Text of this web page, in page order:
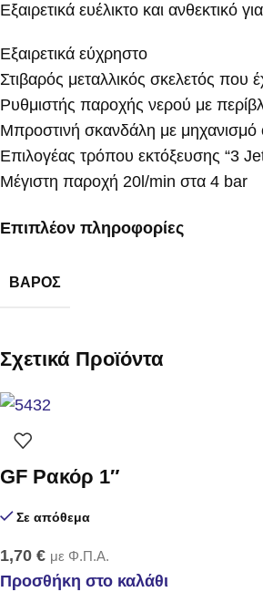
Εξαιρετικά ευέλικτο και ανθεκτικό
Εξαιρετικά εύχρηστο
Στιβαρός μεταλλικός σκελετός που
Ρυθμιστής παροχής νερού με
Μπροστινή σκανδάλη με μηχανισμό
Επιλογέας τρόπου εκτόξευσης “3
Μέγιστη παροχή 20l/min στα 4 bar
Επιπλέον πληροφορίες
ΒΆΡΟΣ
Σχετικά Προϊόντα
GF Ρακόρ 1″
Σε απόθεμα
1,70 € με Φ.Π.Α.
Προσθήκη στο καλάθι